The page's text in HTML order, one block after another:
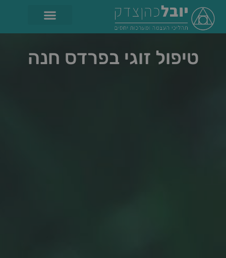
טיפול זוגי בפרדס חנה